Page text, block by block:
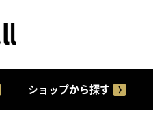
ショップから探す